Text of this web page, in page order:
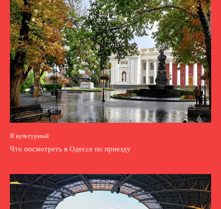
Я культурный
Что посмотреть в Одессе по приезду